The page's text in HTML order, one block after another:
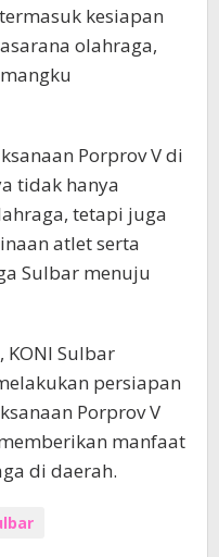
kesiapan
olahraga,
Porprov V di
tidak hanya
tetapi juga
atlet serta
Sulbar menuju
Sulbar
persiapan
Porprov V
manfaat
di daerah.